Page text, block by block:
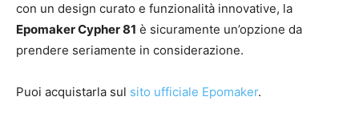
con un design curato e funzionalità innovative, la
Epomaker Cypher 81 è sicuramente un’opzione da
prendere seriamente in considerazione.
Puoi acquistarla sul sito ufficiale Epomaker.